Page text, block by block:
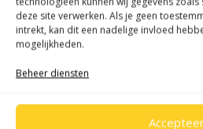
deze site verwerken. Als je geen
intrekt, kan dit een nadelige invloed
mogelijkheden.
Beheer diensten
Bluetooth
chroom delen interieur
multimedia scherm